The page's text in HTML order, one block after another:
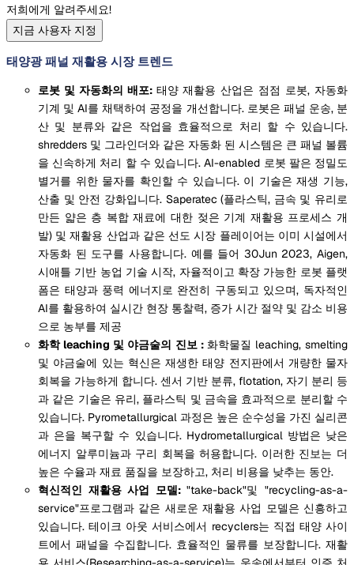
저희에게 알려주세요!
지금 사용자 지정
태양광 패널 재활용 시장 트렌드
로봇 및 자동화의 배포: 태양 재활용 산업은 점점 로봇, 자동화
기계 및 AI를 채택하여 공정을 개선합니다. 로봇은 패널 운송, 분
산 및 분류와 같은 작업을 효율적으로 처리 할 수 있습니다.
shredders 및 그라인더와 같은 자동화 된 시스템은 큰 패널 볼륨
을 신속하게 처리 할 수 있습니다. AI-enabled 로봇 팔은 정밀도
별거를 위한 물자를 확인할 수 있습니다. 이 기술은 재생 기능,
산출 및 안전 강화입니다. Saperatec (플라스틱, 금속 및 유리로
만든 얇은 층 복합 재료에 대한 젖은 기계 재활용 프로세스 개
발) 및 재활용 산업과 같은 선도 시장 플레이어는 이미 시설에서
자동화 된 도구를 사용합니다. 예를 들어 30Jun 2023, Aigen,
시애틀 기반 농업 기술 시작, 자율적이고 확장 가능한 로봇 플랫
폼은 태양과 풍력 에너지로 완전히 구동되고 있으며, 독자적인
AI를 활용하여 실시간 현장 통찰력, 증가 시간 절약 및 감소 비용
으로 농부를 제공
화학 leaching 및 야금술의 진보 : 화학물질 leaching, smelting
및 야금술에 있는 혁신은 재생한 태양 전지판에서 개량한 물자
회복을 가능하게 합니다. 센서 기반 분류, flotation, 자기 분리 등
과 같은 기술은 유리, 플라스틱 및 금속을 효과적으로 분리할 수
있습니다. Pyrometallurgical 과정은 높은 순수성을 가진 실리콘
과 은을 복구할 수 있습니다. Hydrometallurgical 방법은 낮은
에너지 알루미늄과 구리 회복을 허용합니다. 이러한 진보는 더
높은 수율과 재료 품질을 보장하고, 처리 비용을 낮추는 동안.
혁신적인 재활용 사업 모델:"take-back"및 "recycling-as-a-
service"프로그램과 같은 새로운 재활용 사업 모델은 신흥하고
있습니다. 테이크 아웃 서비스에서 recyclers는 직접 태양 사이
트에서 패널을 수집합니다. 효율적인 물류를 보장합니다. 재활